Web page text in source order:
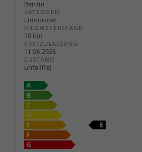
Benzin
KATEGORIE
Limousine
KILOMETERSTAND
10 km
ERSTZULASSUNG
11.06.2026
ZUSTAND
unfallfrei